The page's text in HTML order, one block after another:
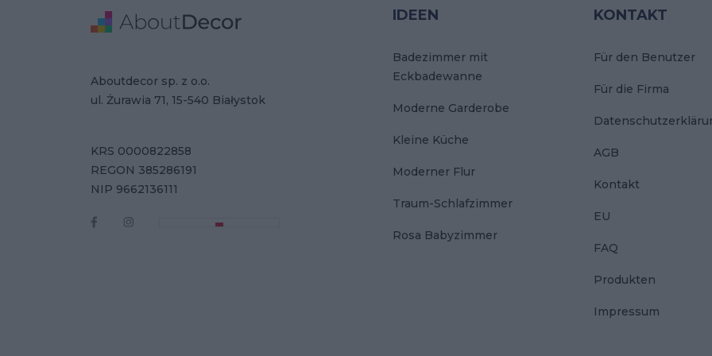
IDEEN
Badezimmer mit
Eckbadewanne
Moderne Garderobe
Kleine Küche
Moderner Flur
Traum-Schlafzimmer
Rosa Babyzimmer
KONTAKT
Für den Benutzer
Für die Firma
AGB
Kontakt
EU
FAQ
Produkten
Impressum
Adresse
Aboutdecor sp. z o.o.
ul. Żurawia 71, 15-540 Białystok
Firmendaten
KRS 0000822858
REGON 385286191
NIP 9662136111